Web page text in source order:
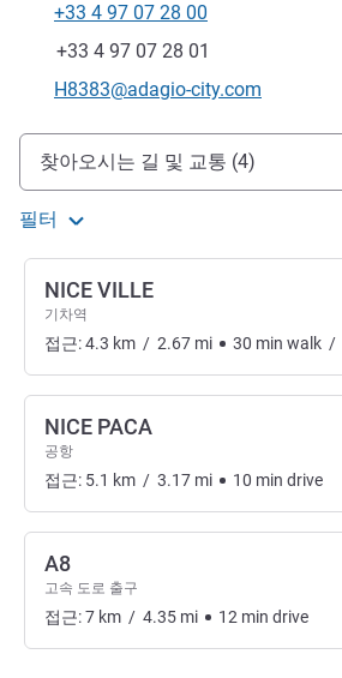
전화
+33 4 97 07 28 00
팩스
+33 4 97 07 28 01
E-mail
H8383@adagio-city.com
호텔 접근 및 교통
찾아오시는 길 및 교통 (4)
필터
NICE VILLE
기차역
접근:4.3 km / 2.67 mi 30 min walk /
NICE PACA
공항
접근: 5.1 km / 3.17 mi 10 min drive
A8
고속 도로 출구
접근:7 km / 4.35 mi 12 min drive